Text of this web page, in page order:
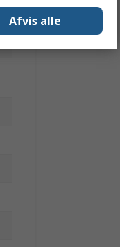
Afvis alle